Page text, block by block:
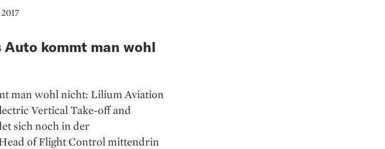
kommt man wohl
man wohl nicht: Lilium Aviation
Vertical Take-off and
sich noch in der
of Flight Control mittendrin